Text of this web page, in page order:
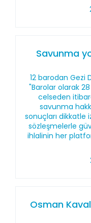
Savunma
12 barodan Gezi
"Barolar olarak
celseden
savunma
sonuçları dikkatle
sözleşmelerle
ihlalinin her
Osman